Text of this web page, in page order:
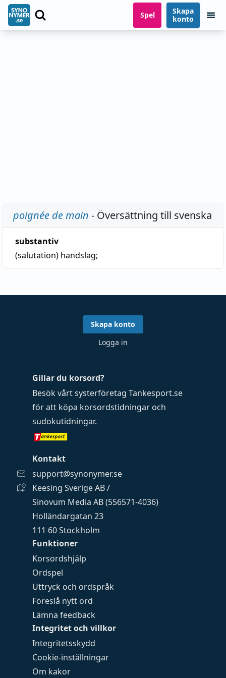
Spel
Skapa
konto
poignée de main - Översättning till svenska
substantiv
(salutation) handslag;
Funktioner
Korsordshjälp
Ordspel
Uttryck och ordspråk
Föreslå nytt ord
Lämna feedback
Integritet och villkor
Integritetsskydd
Cookie-inställningar
Om kakor
Gillar du korsord?
Besök vårt systerföretag Tankesport.se
för att köpa korsordstidningar och
sudokutidningar.
Kontakt
support@synonymer.se
Keesing Sverige AB /
Sinovum Media AB (556571-4036)
Holländargatan 23
111 60 Stockholm
Skapa konto
Logga in